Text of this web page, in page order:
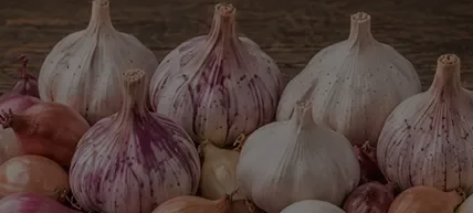
( 7677 Treffer)
Preis
Schärfegrad
Standortbedingungen